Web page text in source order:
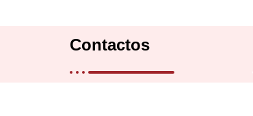
Contactos